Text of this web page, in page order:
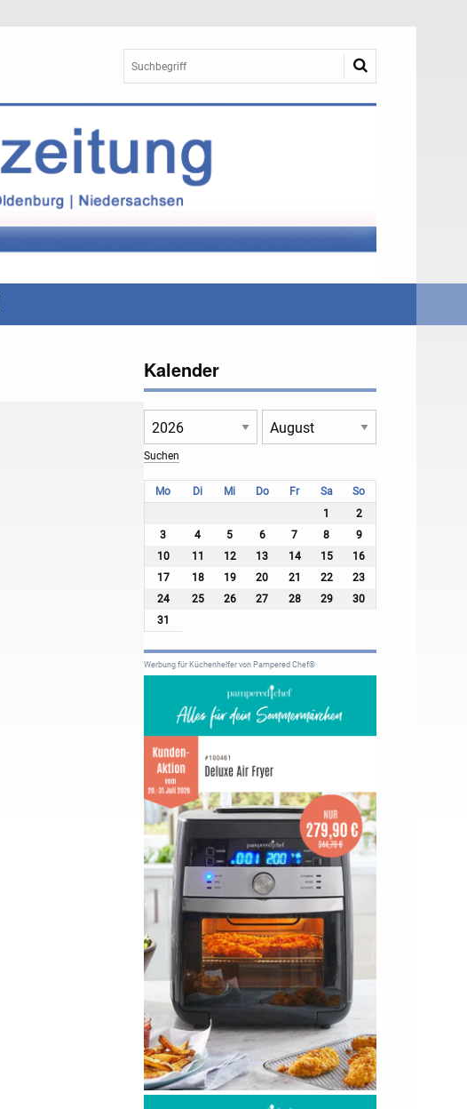
Kalender
Mo Di Mi Do Fr Sa
So
1
2
3
4 5 6 7 8
9
10
11 12 13 14 15
16
17
18 19 20 21 22
23
24
25 26 27 28 29
30
31
Werbung für Küchenhelfer von Pampered Chef®